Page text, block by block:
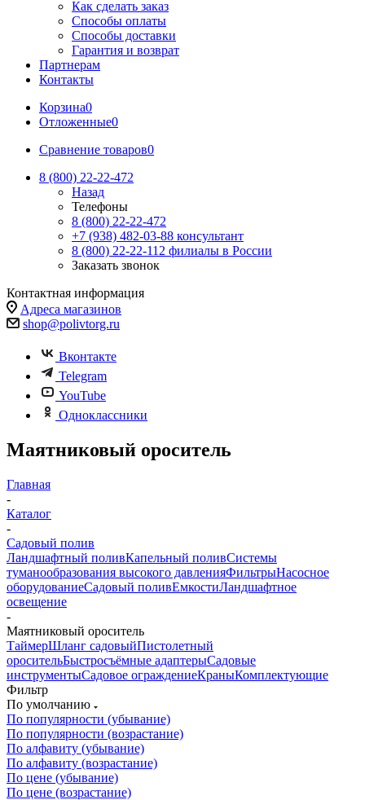
Как сделать заказ
Способы оплаты
Способы доставки
Гарантия и возврат
Партнерам
Контакты
Корзина0
Отложенные0
Сравнение товаров0
8 (800) 22-22-472
Назад
Телефоны
8 (800) 22-22-472
+7 (938) 482-03-88 консультант
8 (800) 22-22-112 филиалы в России
Заказать звонок
Контактная информация
Адреса магазинов
shop@polivtorg.ru
Вконтакте
Telegram
YouTube
Одноклассники
Маятниковый ороситель
Главная
-
Каталог
-
Садовый полив
Ландшафтный поливКапельный поливСистемы
туманообразования высокого давленияФильтрыНасосное
оборудованиеСадовый поливЕмкостиЛандшафтное
освещение
-
Маятниковый ороситель
ТаймерШланг садовыйПистолетный
оросительБыстросъёмные адаптерыСадовые
инструментыСадовое ограждениеКраныКомплектующие
Фильтр
По умолчанию
По популярности (убывание)
По популярности (возрастание)
По алфавиту (убывание)
По алфавиту (возрастание)
По цене (убывание)
По цене (возрастание)